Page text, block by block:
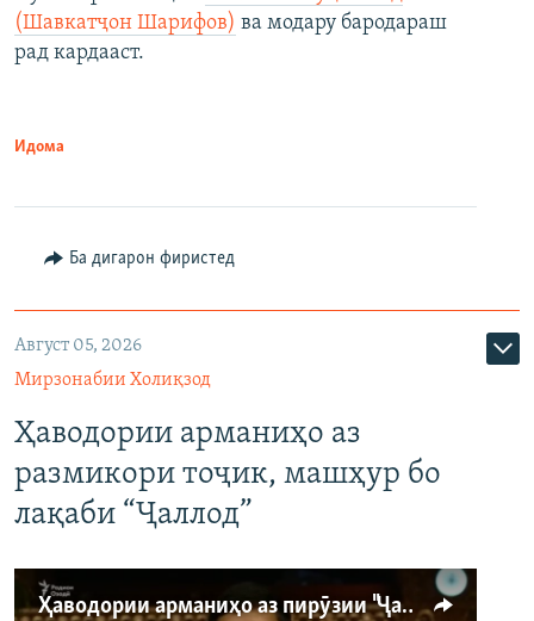
(Шавкатҷон Шарифов) ва модару бародараш
рад кардааст.
Идома
Ба дигарон фиристед
Август 05, 2026
Мирзонабии Холиқзод
Ҳаводории арманиҳо аз
размикори тоҷик, машҳур бо
лақаби “Ҷаллод”
Ҳаводории арманиҳо аз пирӯзии "Ҷаллод"-и тоҷик